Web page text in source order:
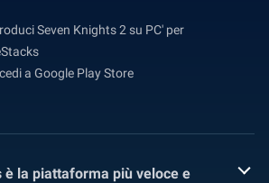
Seven Knights 2 su PC' per
a Google Play Store
è la piattaforma più veloce e